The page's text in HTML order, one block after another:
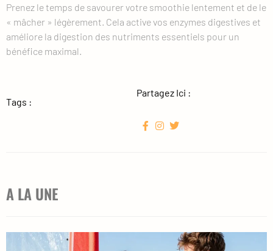
Prenez le temps de savourer votre smoothie lentement et de le
« mâcher » légèrement. Cela active vos enzymes digestives et
améliore la digestion des nutriments essentiels pour un
bénéfice maximal.
Tags :
Partagez Ici :
A LA UNE